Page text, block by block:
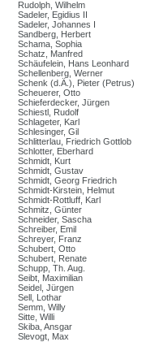
Rudolph, Wilhelm
Sadeler, Egidius II
Sadeler, Johannes I
Sandberg, Herbert
Schama, Sophia
Schatz, Manfred
Schäufelein, Hans Leonhard
Schellenberg, Werner
Schenk (d.Ä.), Pieter (Petrus)
Scheuerer, Otto
Schieferdecker, Jürgen
Schiestl, Rudolf
Schlageter, Karl
Schlesinger, Gil
Schlitterlau, Friedrich Gottlob
Schlotter, Eberhard
Schmidt, Kurt
Schmidt, Gustav
Schmidt, Georg Friedrich
Schmidt-Kirstein, Helmut
Schmidt-Rottluff, Karl
Schmitz, Günter
Schneider, Sascha
Schreiber, Emil
Schreyer, Franz
Schubert, Otto
Schubert, Renate
Schupp, Th. Aug.
Seibt, Maximilian
Seidel, Jürgen
Sell, Lothar
Semm, Willy
Sitte, Willi
Skiba, Ansgar
Slevogt, Max